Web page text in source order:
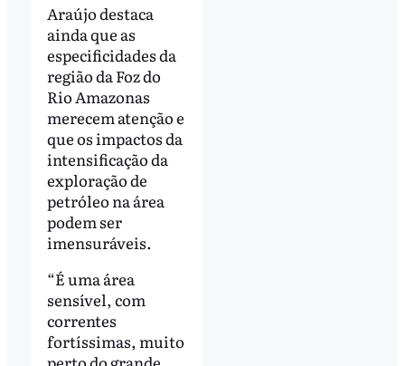
Araújo destaca
ainda que as
especificidades da
região da Foz do
Rio Amazonas
merecem atenção e
que os impactos da
intensificação da
exploração de
petróleo na área
podem ser
imensuráveis.
“É uma área
sensível, com
correntes
fortíssimas, muito